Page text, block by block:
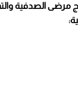
مرضى الصدفية